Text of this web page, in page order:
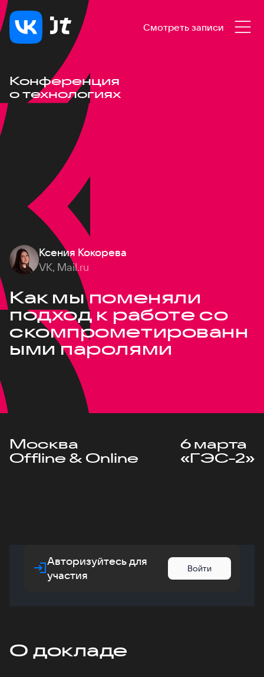
Смотреть записи
Конференция
о технологиях
Ксения Кокорева
VK, Mail.ru
Как мы поменяли
подход к работе со
скомпрометированн
ыми паролями
Москва
Offline & Online
6 марта
«ГЭС-2»
Авторизуйтесь для
участия
Войти
О докладе